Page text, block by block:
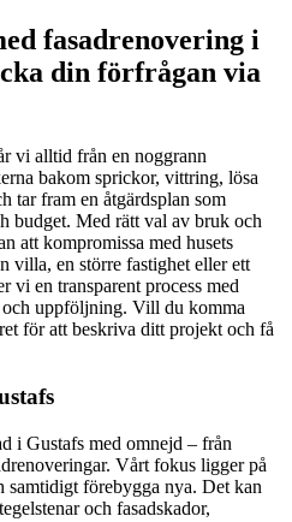
fasadrenovering i
din förfrågan via
vi alltid från en noggrann
bakom sprickor, vittring, lösa
tar fram en åtgärdsplan som
budget. Med rätt val av bruk och
att kompromissa med husets
villa, en större fastighet eller ett
vi en transparent process med
uppföljning. Vill du komma
för att beskriva ditt projekt och få
i Gustafs med omnejd – från
Vårt fokus ligger på
samtidigt förebygga nya. Det kan
och fasadskador,